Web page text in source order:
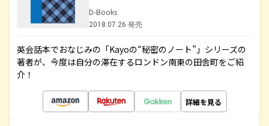
D-Books
2018.07.26 発売
英会話本でおなじみの「Kayoの“秘密のノート”」シリーズの
著者が、今度は自分の滞在するロンドン南東の田舎町をご紹
介！
詳細を見る